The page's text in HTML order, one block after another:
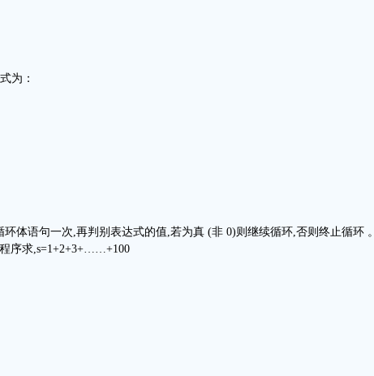
为：
体语句一次,再判别表达式的值,若为真 (非 0)则继续循环,否则终止循环 。
序求,s=1+2+3+……+100